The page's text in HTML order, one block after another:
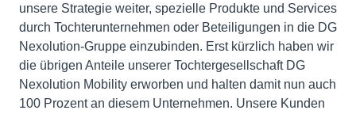
unsere Strategie weiter, spezielle Produkte und Services
durch Tochterunternehmen oder Beteiligungen in die DG
Nexolution-Gruppe einzubinden. Erst kürzlich haben wir
die übrigen Anteile unserer Tochtergesellschaft DG
Nexolution Mobility erworben und halten damit nun auch
100 Prozent an diesem Unternehmen. Unsere Kunden